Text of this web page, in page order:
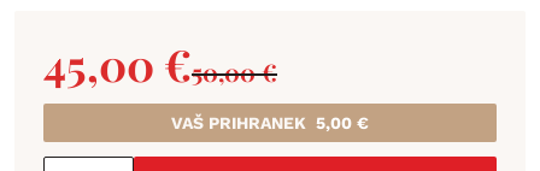
50,00€
45,00 €
VAŠ PRIHRANEK 5,00 €